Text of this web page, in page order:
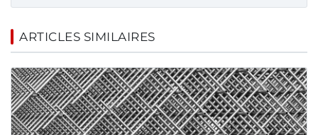
ARTICLES SIMILAIRES